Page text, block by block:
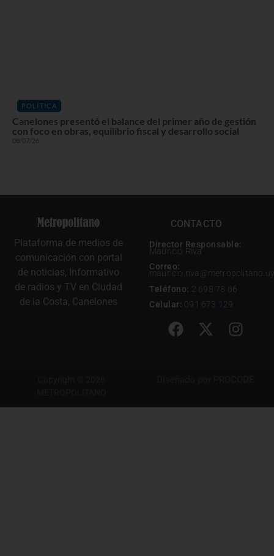
POLÍTICA
Canelones presentó el balance del primer año de gestión
con foco en obras, equilibrio fiscal y desarrollo social
08/07/26
Plataforma de medios de
comunicación con portal
de noticias, Informativo
de radios y TV en Ciudad
de la Costa, Canelones
CONTACTO
Director Responsable:
Mauricio Riva
Correo:
mauricio.riva@metropolitano.uy
Teléfono: 2 698 78 66
Celular: 091 673 129